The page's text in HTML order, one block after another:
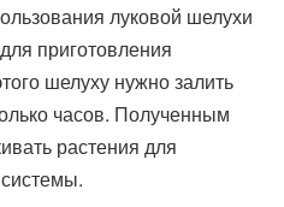
луковой шелухи
приготовления
шелуху нужно залить
часов. Полученным
растения для